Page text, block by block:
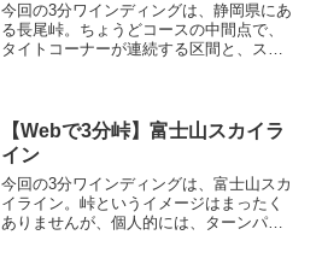
今回の3分ワインディングは、静岡県にあ
る長尾峠。ちょうどコースの中間点で、
タイトコーナーが連続する区間と、スト
していて、MR-Sとか...
【Webで3分峠】富士山スカイラ
イン
今回の3分ワインディングは、富士山スカ
イライン。峠というイメージはまったく
ありませんが、個人的には、ターンパイ